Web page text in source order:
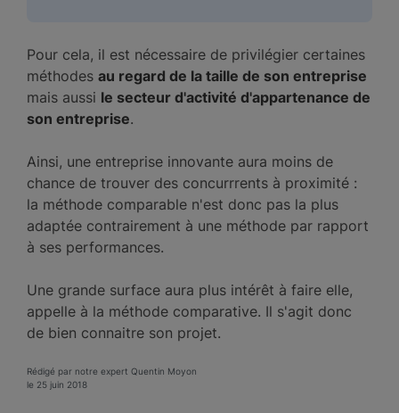
Pour cela, il est nécessaire de privilégier certaines
méthodes au regard de la taille de son entreprise
mais aussi le secteur d'activité d'appartenance de
son entreprise.
Ainsi, une entreprise innovante aura moins de
chance de trouver des concurrrents à proximité :
la méthode comparable n'est donc pas la plus
adaptée contrairement à une méthode par rapport
à ses performances.
Une grande surface aura plus intérêt à faire elle,
appelle à la méthode comparative. Il s'agit donc
de bien connaitre son projet.
Rédigé par notre expert Quentin Moyon
le 25 juin 2018